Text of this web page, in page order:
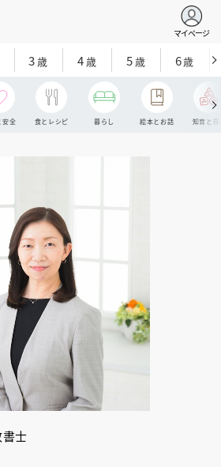
マイページ
3歳 4歳 5歳 6歳
安全 食とレシピ 暮らし 絵本とお話 知育と探
士